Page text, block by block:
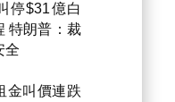
停$31億白
特朗普：裁
全
金叫價連跌